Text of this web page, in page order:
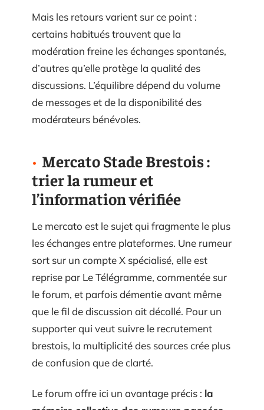
Mais les retours varient sur ce point :
certains habitués trouvent que la
modération freine les échanges spontanés,
d’autres qu’elle protège la qualité des
discussions. L’équilibre dépend du volume
de messages et de la disponibilité des
modérateurs bénévoles.
Mercato Stade Brestois :
trier la rumeur et
l’information vérifiée
Le mercato est le sujet qui fragmente le plus
les échanges entre plateformes. Une rumeur
sort sur un compte X spécialisé, elle est
reprise par Le Télégramme, commentée sur
le forum, et parfois démentie avant même
que le fil de discussion ait décollé. Pour un
supporter qui veut suivre le recrutement
brestois, la multiplicité des sources crée plus
de confusion que de clarté.
Le forum offre ici un avantage précis : la